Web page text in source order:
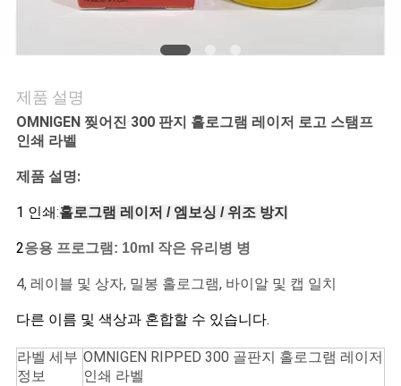
뉴
스
경
우
사
이
트
제품 설명
OMNIGEN 찢어진 300 판지 홀로그램 레이저 로고 스탬프
인쇄 라벨
제품 설명:
1 인쇄:홀로그램 레이저 / 엠보싱 / 위조 방지
2응용 프로그램: 10ml 작은 유리병 병
4, 레이블 및 상자, 밀봉 홀로그램, 바이알 및 캡 일치
다른 이름 및 색상과 혼합할 수 있습니다.
라벨 세부
정보
OMNIGEN RIPPED 300 골판지 홀로그램 레이저
인쇄 라벨